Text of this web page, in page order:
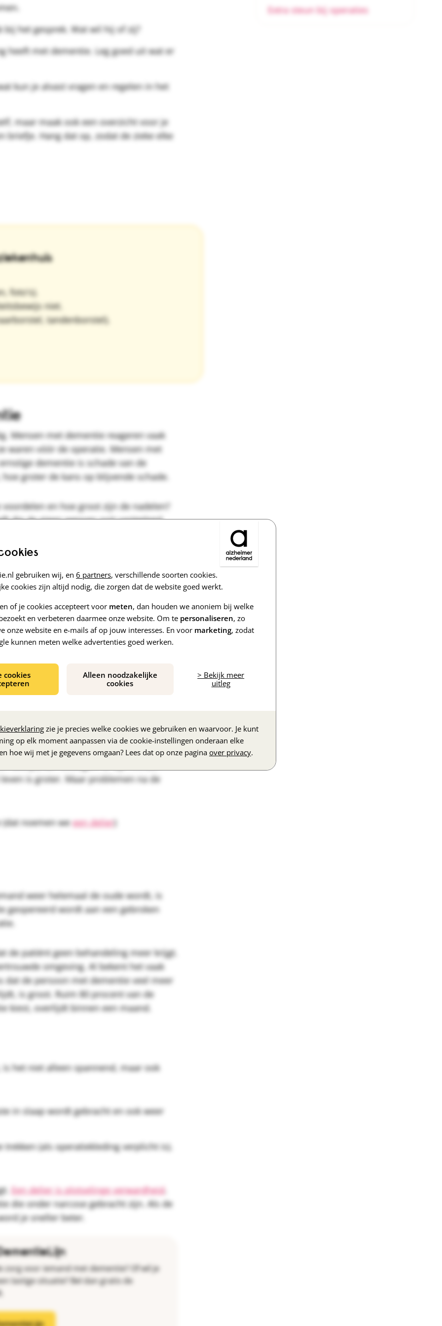
gebruiken wij, en 6 partners, verschillende soorten cookies.
cookies zijn altijd nodig, die zorgen dat de website goed werkt.
of je cookies accepteert voor meten, dan houden we anoniem bij welke
en verbeteren daarmee onze website. Om te personaliseren, zo
onze website en e-mails af op jouw interesses. En voor marketing, zodat
kunnen meten welke advertenties goed werken.
cookies
Alleen noodzakelijke
cookies
> Bekijk meer
uitleg
zie je precies welke cookies we gebruiken en waarvoor. Je kunt
op elk moment aanpassen via de cookie-instellingen onderaan elke
hoe wij met je gegevens omgaan? Lees dat op onze pagina over privacy.
Extra steun bij operaties
het gesprek. Wat wil hij of zij?
heeft met dementie. Leg goed uit wat er
kun je alvast vragen en regelen in het
maar maak ook een overzicht voor je
briefje. Hang dat op, zodat de zieke elke
foto's).
niet.
tandenborstel).
Mensen met dementie reageren vaak
waren vóór de operatie. Mensen met
dementie is schade van de
groter de kans op blijvende schade.
en hoe groot zijn de nadelen?
die de eigen wensen ooit vastgelegd.
terwijl anderen alleen kiezen
heup. Het gaat om zo'n 18.000
dementie.
herstellen meestal niet meer zo
met dementie en zijn of haar familie.
wonen of thuis heel veel zorg
arts goed uitgelegd. Het kan een
beetje) kan bewegen. Er zijn minder
is groter. Maar problemen na de
(dat noemen weeen delier)
weer helemaal de oude wordt, is
geopereerd wordt aan een gebroken
de patiënt geen behandeling meer krijgt.
omgeving. Al bekent het vaak
dat de persoon met dementie veel meer
is groot. Ruim 80 procent van de
kiest, overlijdt binnen een maand.
het niet alleen spannend, maar ook
in slaap wordt gebracht en ook weer
(als operatiekleding verplicht is).
Een delier is plotselinge verwardheid.
die onder narcose gebracht zijn. Als de
je sneller beter.
zorg voor iemand met dementie? Of wil je
lastige situatie? Bel dan gratis de